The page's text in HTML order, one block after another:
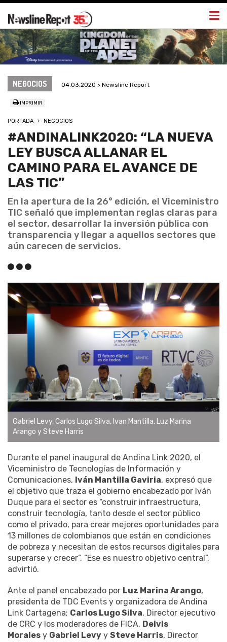
NEGOCIOS 04.03.2020 > Newsline Report
IMPRIMIR
PORTADA NEGOCIOS
#ANDINALINK2020: “LA NUEVA
LEY BUSCA ALLANAR EL
CAMINO PARA EL AVANCE DE
LAS TIC”
En la apertura de la 26° edición, el Viceministro
TIC señaló que implementan reglas claras para
el sector, desarrollar la inversión pública con
transparencia y llegar a aquellos sectores que
aún carecen de servicios.
Gabriel Levy, Carlos Lugo Silva, Ivan Mantilla, Luz Marina
Arango y Steve Harris
Durante el panel inaugural de Andina Link 2020, el
Viceministro de Tecnologías de Información y
Comunicaciones, Iván Mantilla Gaviria, expresó que
el objetivo que traza el gobierno encabezado por Iván
Duque para el sector es “construir infraestructura,
construir tecnología, tanto desde el sector público
como el privado, para crear mejores oportunidades para
13 millones de colombianos que están en condiciones
de pobreza y necesitan de estos recursos digitales para
superarse y crecer”. “Ese es nuestro objetivo central”,
advirtió.
Ante el panel encabezado por Luz Marina Arango,
presidenta de TDC Events y organizadora de Andina
Link Cartagena; Carlos Lugo Silva, Director ejecutivo
de CRC y los moderadores de FICA, Deivis
Morales y Gabriel Levy y Steve Harris, Director